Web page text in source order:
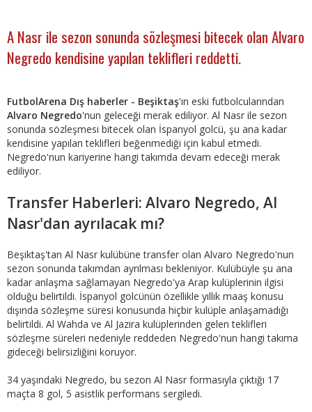
A Nasr ile sezon sonunda sözleşmesi bitecek olan Alvaro
Negredo kendisine yapılan teklifleri reddetti.
FutbolArena Dış haberler - Beşiktaş'ın eski futbolcularından
Alvaro Negredo'nun geleceği merak ediliyor. Al Nasr ile sezon
sonunda sözleşmesi bitecek olan İspanyol golcü, şu ana kadar
kendisine yapılan teklifleri beğenmediği için kabul etmedi.
Negredo'nun kariyerine hangi takımda devam edeceği merak
ediliyor.
Transfer Haberleri: Alvaro Negredo, Al
Nasr'dan ayrılacak mı?
Beşiktaş'tan Al Nasr kulübüne transfer olan Alvaro Negredo'nun
sezon sonunda takımdan ayrılması bekleniyor. Kulübüyle şu ana
kadar anlaşma sağlamayan Negredo'ya Arap kulüplerinin ilgisi
olduğu belirtildi. İspanyol golcünün özellikle yıllık maaş konusu
dışında sözleşme süresi konusunda hiçbir kulüple anlaşamadığı
belirtildi. Al Wahda ve Al Jazira kulüplerinden gelen teklifleri
sözleşme süreleri nedeniyle reddeden Negredo'nun hangi takıma
gideceği belirsizliğini koruyor.
34 yaşındaki Negredo, bu sezon Al Nasr formasıyla çıktığı 17
maçta 8 gol, 5 asistlik performans sergiledi.